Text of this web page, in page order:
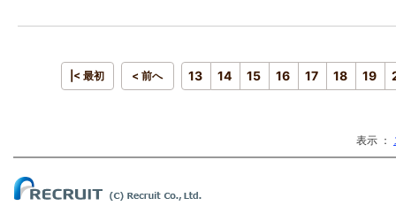
|< 最初 < 前へ 13 14 15 16 17 18 19
表示 ：